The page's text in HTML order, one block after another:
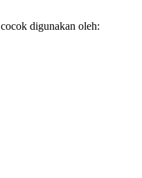
cocok digunakan oleh: